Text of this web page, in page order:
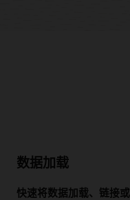
数据加载
快速将数据加载、链接